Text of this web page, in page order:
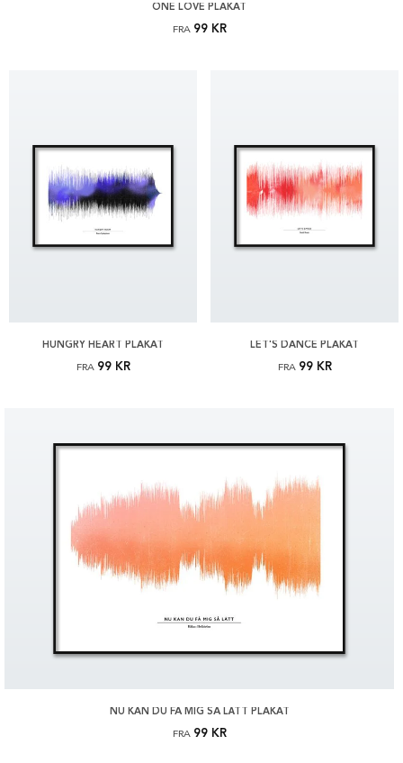
ONE LOVE PLAKAT
FRA 99 KR
HUNGRY HEART PLAKAT
FRA 99 KR
NU KAN DU FÅ MIG SÅ LÄTT PLAKAT
FRA 99 KR
LET'S DANCE PLAKAT
FRA 99 KR